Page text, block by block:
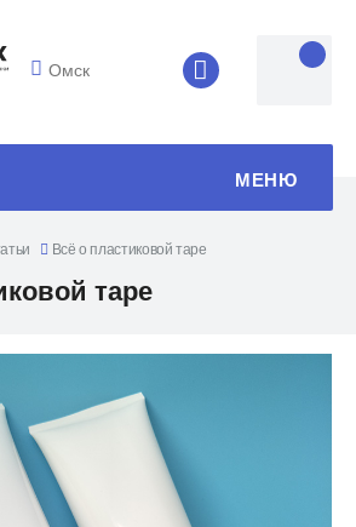
Омск 8 (4852) 33-
МЕНЮ
Всё о пластиковой таре
таре